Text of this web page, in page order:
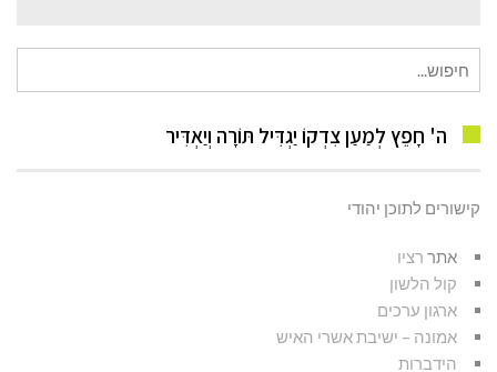
עבור:
ה' חָפֵץ לְמַעַן צִדְקוֹ יַגְדִּיל תּוֹרָה וְיַאְדִּיר
קישורים לתוכן יהודי
אתר רציו
קול הלשון
ארגון ערכים
אמונה – ישיבת אשרי האיש
הידברות